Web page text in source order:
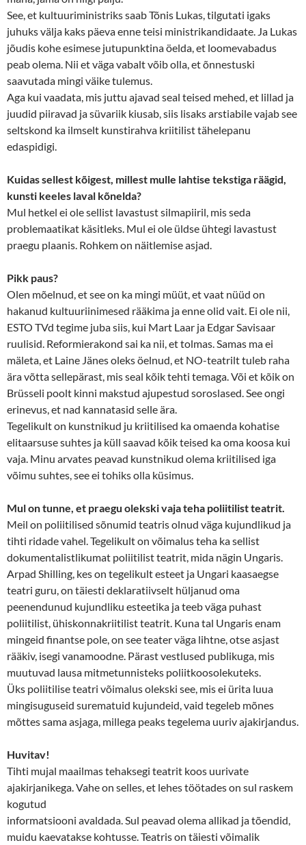
See, et kultuuriministriks saab Tõnis Lukas, tilgutati igaks
juhuks välja kaks päeva enne teisi ministrikandidaate. Ja Lukas
jõudis kohe esimese jutupunktina öelda, et loomevabadus
peab olema. Nii et väga vabalt võib olla, et õnnestuski
saavutada mingi väike tulemus.
Aga kui vaadata, mis juttu ajavad seal teised mehed, et lillad ja
juudid piiravad ja süvariik kiusab, siis lisaks arstiabile vajab see
seltskond ka ilmselt kunstirahva kriitilist tähelepanu
edaspidigi.
Kuidas sellest kõigest, millest mulle lahtise tekstiga räägid,
kunsti keeles laval kõnelda?
Mul hetkel ei ole sellist lavastust silmapiiril, mis seda
problemaatikat käsitleks. Mul ei ole üldse ühtegi lavastust
praegu plaanis. Rohkem on näitlemise asjad.
Pikk paus?
Olen mõelnud, et see on ka mingi müüt, et vaat nüüd on
hakanud kultuuriinimesed rääkima ja enne olid vait. Ei ole nii,
ESTO TVd tegime juba siis, kui Mart Laar ja Edgar Savisaar
ruulisid. Reformierakond sai ka nii, et tolmas. Samas ma ei
mäleta, et Laine Jänes oleks öelnud, et NO-teatrilt tuleb raha
ära võtta sellepärast, mis seal kõik tehti temaga. Või et kõik on
Brüsseli poolt kinni makstud ajupestud soroslased. See ongi
erinevus, et nad kannatasid selle ära.
Tegelikult on kunstnikud ju kriitilised ka omaenda kohatise
elitaarsuse suhtes ja küll saavad kõik teised ka oma koosa kui
vaja. Minu arvates peavad kunstnikud olema kriitilised iga
võimu suhtes, see ei tohiks olla küsimus.
Mul on tunne, et praegu olekski vaja teha poliitilist teatrit.
Meil on poliitilised sõnumid teatris olnud väga kujundlikud ja
tihti ridade vahel. Tegelikult on võimalus teha ka sellist
dokumentalistlikumat poliitilist teatrit, mida nägin Ungaris.
Arpad Shilling, kes on tegelikult esteet ja Ungari kaasaegse
teatri guru, on täiesti deklaratiivselt hüljanud oma
peenendunud kujundliku esteetika ja teeb väga puhast
poliitilist, ühiskonnakriitilist teatrit. Kuna tal Ungaris enam
mingeid finantse pole, on see teater väga lihtne, otse asjast
rääkiv, isegi vanamoodne. Pärast vestlused publikuga, mis
muutuvad lausa mitmetunnisteks poliitkoosolekuteks.
Üks poliitilise teatri võimalus olekski see, mis ei ürita luua
mingisuguseid surematuid kujundeid, vaid tegeleb mõnes
mõttes sama asjaga, millega peaks tegelema uuriv ajakirjandus.
Huvitav!
Tihti mujal maailmas tehaksegi teatrit koos uurivate
ajakirjanikega. Vahe on selles, et lehes töötades on sul raskem
kogutud
informatsiooni avaldada. Sul peavad olema allikad ja tõendid,
muidu kaevatakse kohtusse. Teatris on täiesti võimalik